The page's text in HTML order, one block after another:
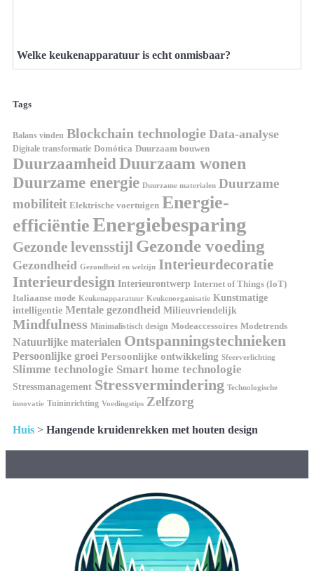
Welke keukenapparatuur is echt onmisbaar?
Tags
Balans vinden Blockchain technologie Data-analyse
Digitale transformatie Domótica Duurzaam bouwen
Duurzaamheid Duurzaam wonen
Duurzame energie Duurzame materialen Duurzame
mobiliteit Elektrische voertuigen Energie-
efficiëntieEnergiebesparing
Gezonde levensstijl Gezonde voeding
Gezondheid Gezondheid en welzijn Interieurdecoratie
Interieurdesign Interieurontwerp Internet of Things (IoT)
Italiaanse mode Keukenapparatuur Keukenorganisatie Kunstmatige
intelligentie Mentale gezondheid Milieuvriendelijk
Mindfulness Minimalistisch design Modeaccessoires Modetrends
Natuurlijke materialen Ontspanningstechnieken
Persoonlijke groei Persoonlijke ontwikkeling Sfeerverlichting
Slimme technologie Smart home technologie
Stressmanagement Stressvermindering Technologische
innovatie Tuininrichting Voedingstips Zelfzorg
Huis > Hangende kruidenrekken met houten design